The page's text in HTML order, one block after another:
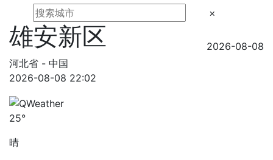
×
雄安新区
河北省 - 中国
2026-08-08
2026-08-08 22:02
25°
晴